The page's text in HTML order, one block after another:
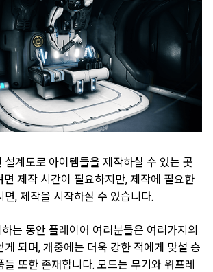
설계도로 아이템들을 제작하실 수 있는 곳
면 제작 시간이 필요하지만, 제작에 필요한
, 제작을 시작하실 수 있습니다.
는 동안 플레이어 여러분들은 여러가지의
게 되며, 개중에는 더욱 강한 적에게 맞설 승
또한 존재합니다. 모드는 무기와 워프레